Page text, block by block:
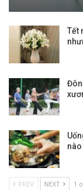
Tết
PREV NEXT 1